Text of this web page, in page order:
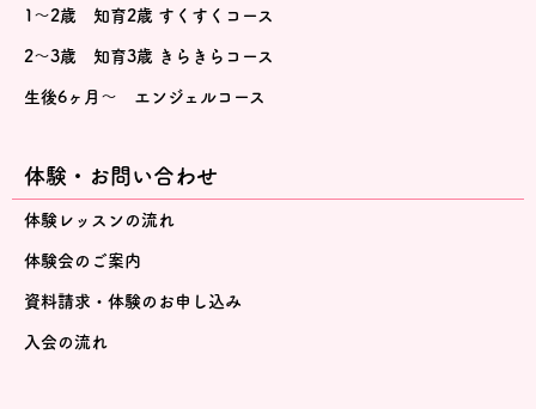
1～2歳 知育2歳 すくすくコース
2～3歳 知育3歳 きらきらコース
生後6ヶ月～ エンジェルコース
体験・お問い合わせ
体験レッスンの流れ
体験会のご案内
資料請求・体験のお申し込み
入会の流れ